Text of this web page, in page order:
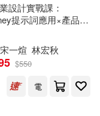
設計實戰課：
提示詞應用×產品風
型方案生成，打開工
的新實作路徑
宋一煊 林宏秋
$550
電